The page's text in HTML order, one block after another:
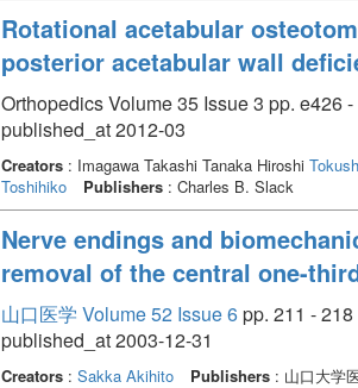
Rotational acetabular
posterior acetabular wall
Orthopedics Volume 35 Issue 3 pp. e426
published_at 2012-03
Creators: Imagawa Takashi Tanaka Hiroshi
Toshihiko
Publishers: Charles B. Slack
Nerve endings and
removal of the central one-
山口医学 Volume 52 Issue 6pp. 211 - 218
published_at 2003-12-31
Creators: Sakka Akihito Publishers: 山口大学